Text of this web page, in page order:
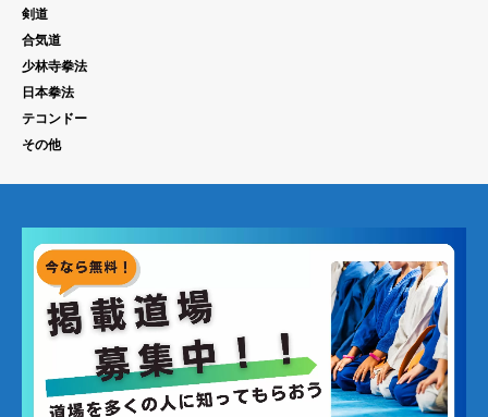
剣道
合気道
少林寺拳法
日本拳法
テコンドー
その他